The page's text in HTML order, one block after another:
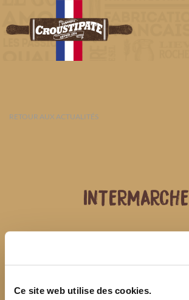
Ce site web utilise des cookies.
RETOUR AUX ACTUALITÉS
INTERMARCHE